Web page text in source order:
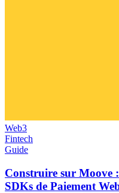
Web3
Fintech
Guide
Construire sur Moove
SDKs de Paiement